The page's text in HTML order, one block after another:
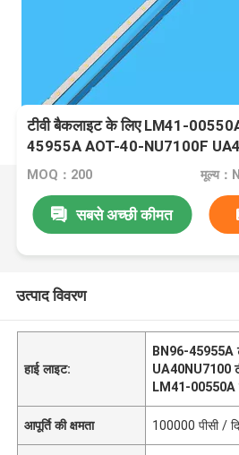
टीवी बैकलाइट के लिए LM41-
45955A AOT-40-NU7100F
UA40NU7100 UE40NU7100
MOQ：200 मूल्य：
सबसे अच्छी कीमत
उत्पाद विवरण
हाई लाइट:
BN96-45955A
UA40NU7100
LM41-00550A
आपूर्ति की क्षमता 100000 पीसी /